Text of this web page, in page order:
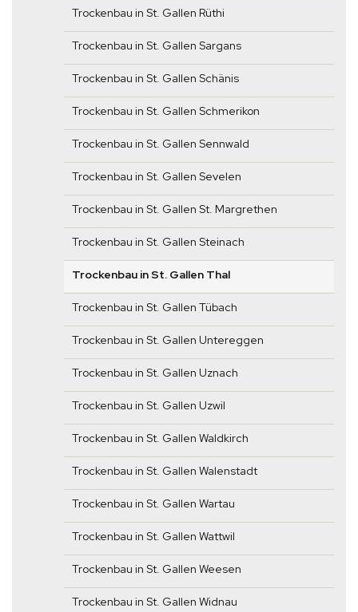
Trockenbau in St. Gallen Rüthi
Trockenbau in St. Gallen Sargans
Trockenbau in St. Gallen Schänis
Trockenbau in St. Gallen Schmerikon
Trockenbau in St. Gallen Sennwald
Trockenbau in St. Gallen Sevelen
Trockenbau in St. Gallen St. Margrethen
Trockenbau in St. Gallen Steinach
Trockenbau in St. Gallen Thal
Trockenbau in St. Gallen Tübach
Trockenbau in St. Gallen Untereggen
Trockenbau in St. Gallen Uznach
Trockenbau in St. Gallen Uzwil
Trockenbau in St. Gallen Waldkirch
Trockenbau in St. Gallen Walenstadt
Trockenbau in St. Gallen Wartau
Trockenbau in St. Gallen Wattwil
Trockenbau in St. Gallen Weesen
Trockenbau in St. Gallen Widnau